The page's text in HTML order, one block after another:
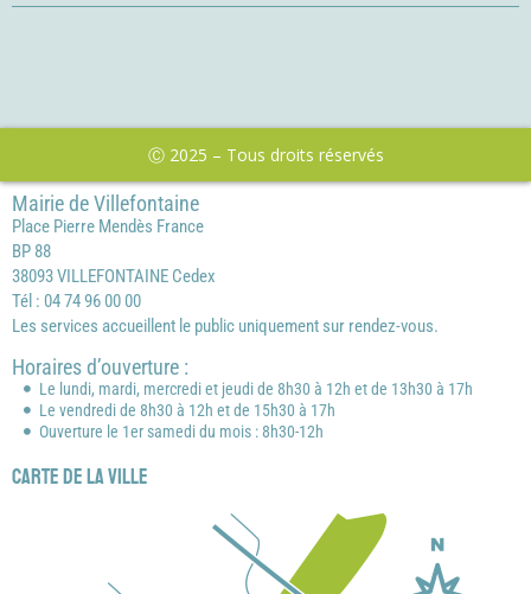
Ⓒ 2025 – Tous droits réservés
Mairie de Villefontaine
Place Pierre Mendès France
BP 88
38093 VILLEFONTAINE Cedex
Tél : 04 74 96 00 00
Les services accueillent le public uniquement sur rendez-vous.
Horaires d’ouverture :
Le lundi, mardi, mercredi et jeudi de 8h30 à 12h et de 13h30 à 17h
Le vendredi de 8h30 à 12h et de 15h30 à 17h
Ouverture le 1er samedi du mois : 8h30-12h
Carte de la ville